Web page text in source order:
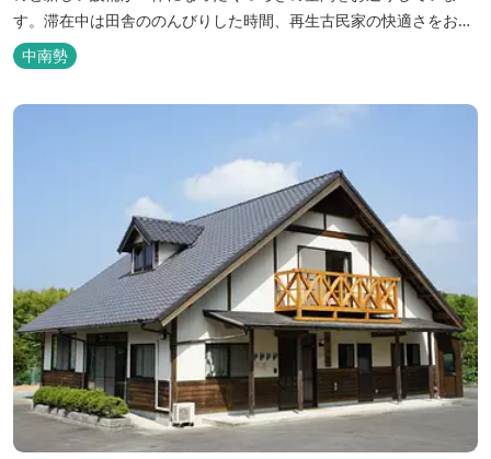
す。滞在中は田舎ののんびりした時間、再生古民家の快適さをお楽
しみください。 【時間】 《 チェックイン 》 15：00～20：00の間
にお願いいたします。 《 チェックアウト 》 10：00まで 【御利用
料金】 一日一組様１棟貸し（定員５名） 一...
中南勢